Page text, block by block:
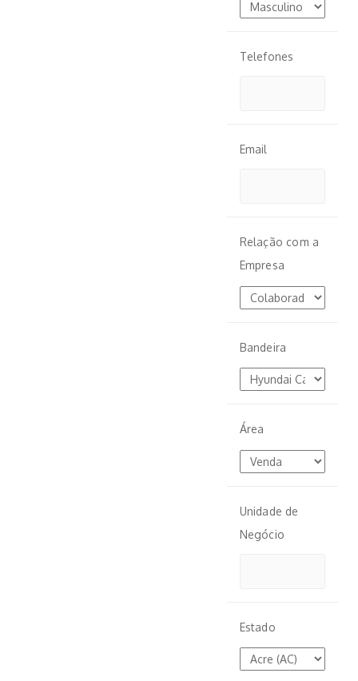
Telefones
Email
Relação com a
Empresa
Bandeira
Área
Unidade de
Negócio
Estado